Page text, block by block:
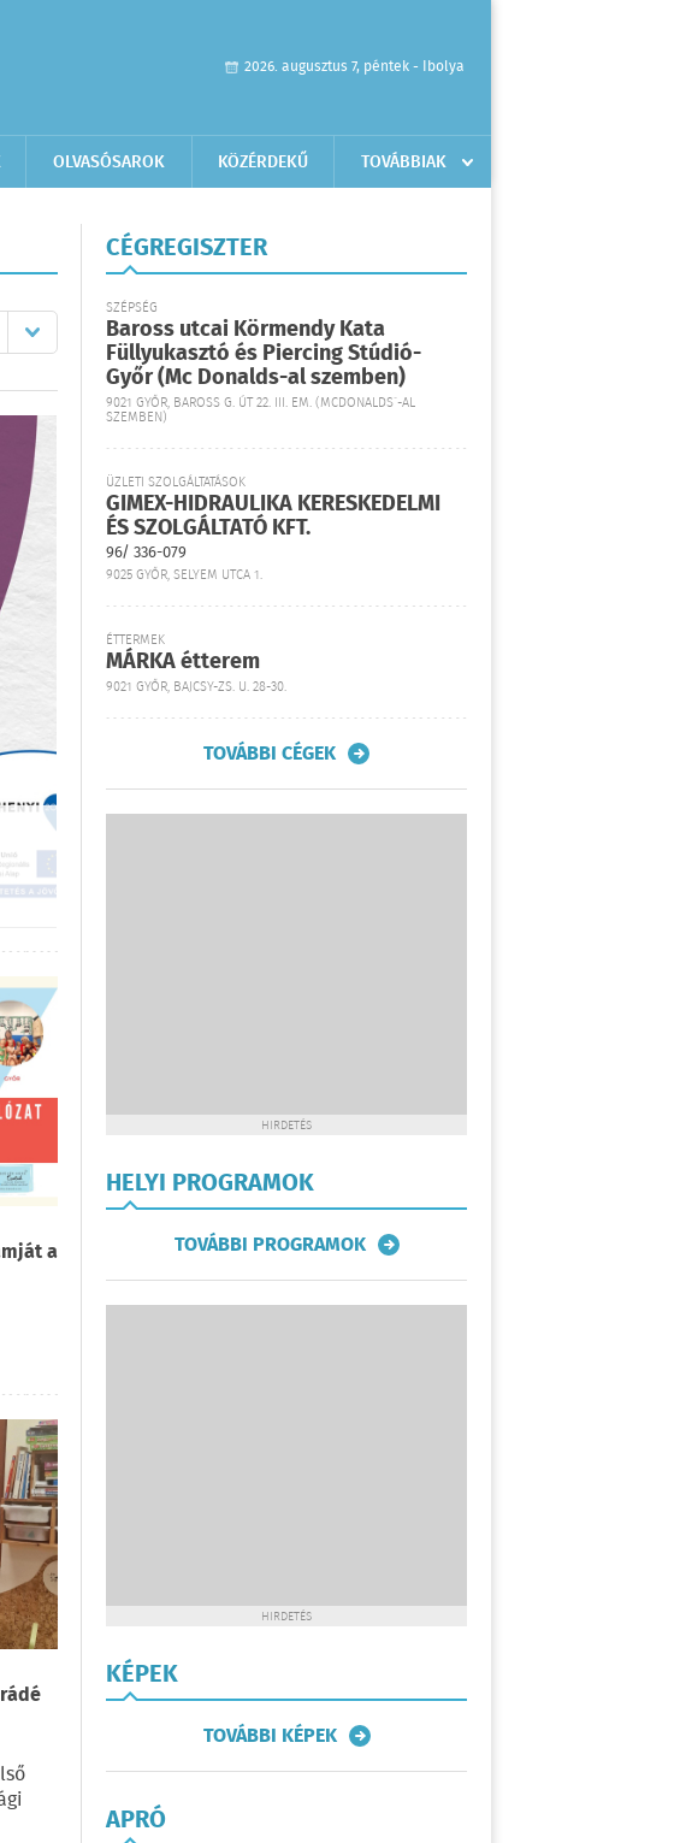
2026. augusztus 7, péntek - Ibolya
OLVASÓSAROK KÖZÉRDEKŰ TOVÁBBIAK
a
CÉGREGISZTER
SZÉPSÉG
Baross utcai Körmendy Kata
Füllyukasztó és Piercing Stúdió-
Győr (Mc Donalds-al szemben)
9021 GYŐR, BAROSS G. ÚT 22. III. EM. (MCDONALDS´-AL
SZEMBEN)
ÜZLETI SZOLGÁLTATÁSOK
GIMEX-HIDRAULIKA KERESKEDELMI
ÉS SZOLGÁLTATÓ KFT.
96/ 336-079
9025 GYŐR, SELYEM UTCA 1.
ÉTTERMEK
MÁRKA étterem
9021 GYŐR, BAJCSY-ZS. U. 28-30.
TOVÁBBI CÉGEK
HIRDETÉS
HELYI PROGRAMOK
TOVÁBBI PROGRAMOK
HIRDETÉS
KÉPEK
TOVÁBBI KÉPEK
APRÓ